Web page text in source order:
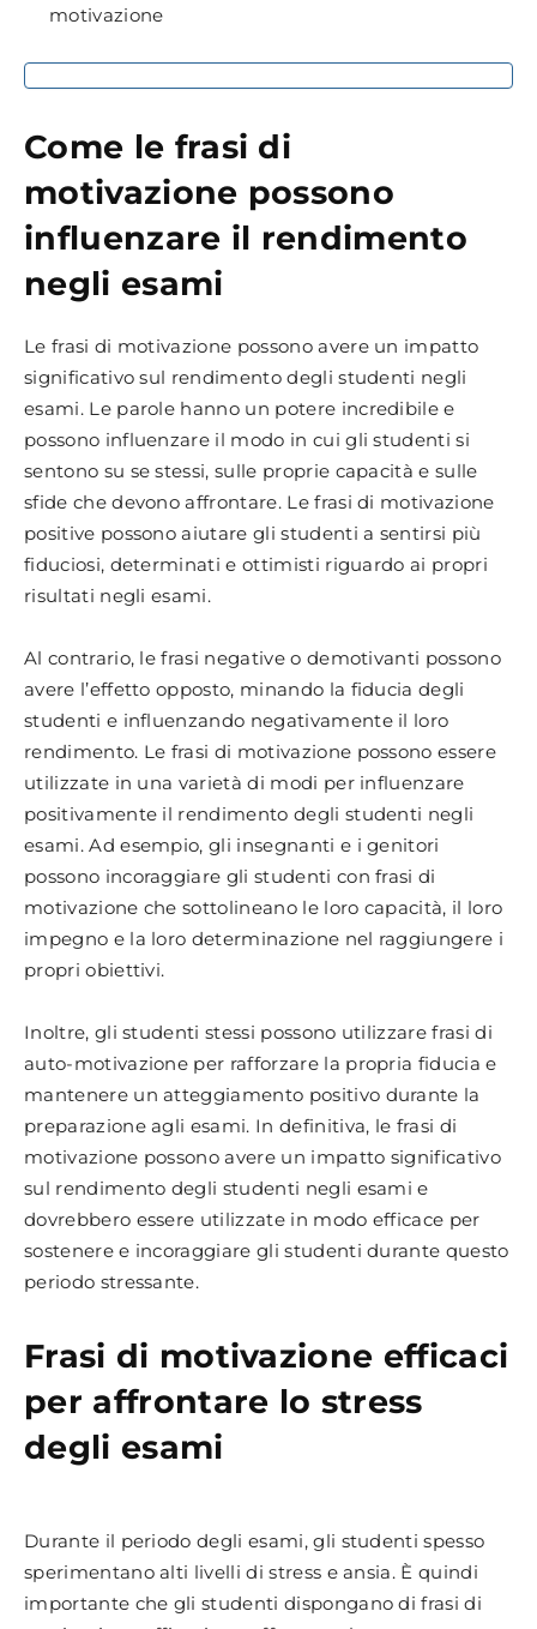
motivazione
Come le frasi di
motivazione possono
influenzare il rendimento
negli esami
Le frasi di motivazione possono avere un impatto
significativo sul rendimento degli studenti negli
esami. Le parole hanno un potere incredibile e
possono influenzare il modo in cui gli studenti si
sentono su se stessi, sulle proprie capacità e sulle
sfide che devono affrontare. Le frasi di motivazione
positive possono aiutare gli studenti a sentirsi più
fiduciosi, determinati e ottimisti riguardo ai propri
risultati negli esami.
Al contrario, le frasi negative o demotivanti possono
avere l’effetto opposto, minando la fiducia degli
studenti e influenzando negativamente il loro
rendimento. Le frasi di motivazione possono essere
utilizzate in una varietà di modi per influenzare
positivamente il rendimento degli studenti negli
esami. Ad esempio, gli insegnanti e i genitori
possono incoraggiare gli studenti con frasi di
motivazione che sottolineano le loro capacità, il loro
impegno e la loro determinazione nel raggiungere i
propri obiettivi.
Inoltre, gli studenti stessi possono utilizzare frasi di
auto-motivazione per rafforzare la propria fiducia e
mantenere un atteggiamento positivo durante la
preparazione agli esami. In definitiva, le frasi di
motivazione possono avere un impatto significativo
sul rendimento degli studenti negli esami e
dovrebbero essere utilizzate in modo efficace per
sostenere e incoraggiare gli studenti durante questo
periodo stressante.
Frasi di motivazione efficaci
per affrontare lo stress
degli esami
Durante il periodo degli esami, gli studenti spesso
sperimentano alti livelli di stress e ansia. È quindi
importante che gli studenti dispongano di frasi di